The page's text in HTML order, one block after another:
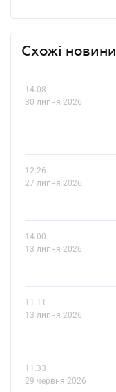
Схожі новини
14.08
30 липня 2026
12.26
27 липня 2026
14.00
13 липня 2026
11.11
13 липня 2026
11.33
29 червня 2026